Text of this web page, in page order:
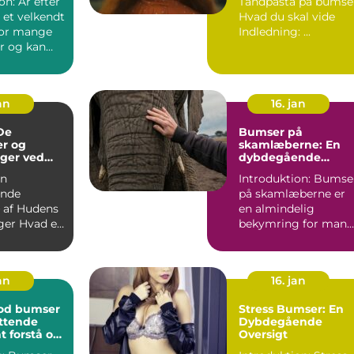
et velkendt
mange
og kan
Hvad du skal vide
Indledning: ...
og
ved
af Hudens
er
16. jan
Bumser på
skamlæberne: En
dybdegående
Introduktion:
på skamlæberne er
en almindelig
bekymring for mange
emne ka...
bumser
forstå og
16. jan
Stress Bumser: En
Dybdegående
Oversigt